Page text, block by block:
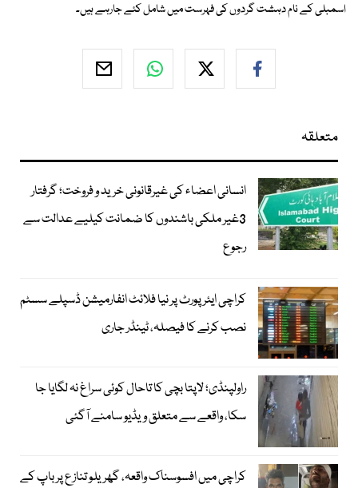
اسمبلی کے نام دہشت گردوں کی فہرست میں شامل کئے جارہے ہیں۔
متعلقہ
انسانی اعضاء کی غیرقانونی خرید و فروخت؛ گرفتار
3غیر ملکی باشندوں کا ضمانت کیلیے عدالت سے
رجوع
کراچی ایئرپورٹ پر نیا فلائٹ انفارمیشن ڈسپلے سسٹم
نصب کرنے کا فیصلہ، ٹینڈر جاری
راولپنڈی؛ لاپتا بچی کا تاحال کوئی سراغ نہ لگایا جا
سکا، واقعے سے متعلق ویڈیو سامنے آگئی
کراچی میں افسوسناک واقعہ، گھریلو تنازع پر باپ کے